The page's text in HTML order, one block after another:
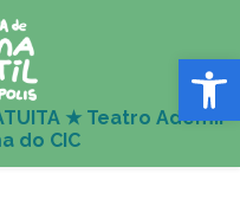
Abrir